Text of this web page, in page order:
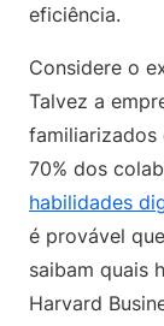
eficiência.
Considere o
Talvez a
familiarizados
70% dos
habilidades
é provável
saibam quais
Harvard